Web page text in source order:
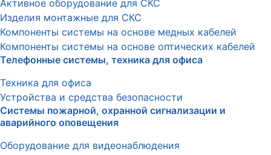
Активное оборудование для СКС
Изделия монтажные для СКС
Компоненты системы на основе медных кабелей
Компоненты системы на основе оптических кабелей
Телефонные системы, техника для офиса
Техника для офиса
Устройства и средства безопасности
Системы пожарной, охранной сигнализации и
аварийного оповещения
Оборудование для видеонаблюдения